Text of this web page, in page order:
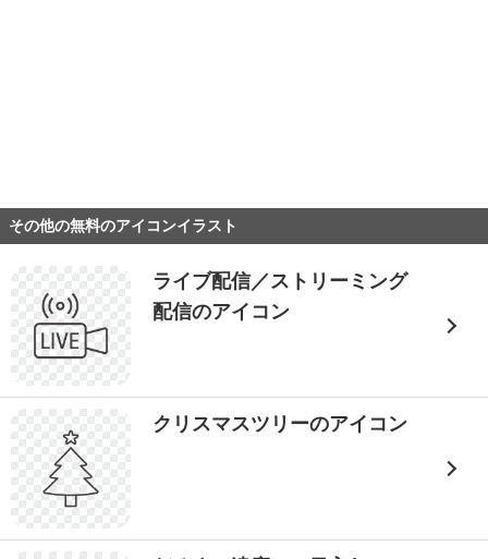
その他の無料のアイコンイラスト
ライブ配信／ストリーミング
配信のアイコン
クリスマスツリーのアイコン